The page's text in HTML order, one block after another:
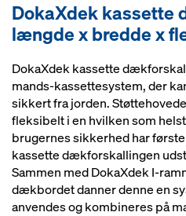
DokaXdek kassette
længde x bredde x
DokaXdek kassette
mands-kassettesystem, der
sikkert fra jorden.
fleksibelt i en hvilken som
brugernes sikkerhed har
kassette dækforskallingen
Sammen med DokaXdek I-
dækbordet danner denne en
anvendes og kombineres på